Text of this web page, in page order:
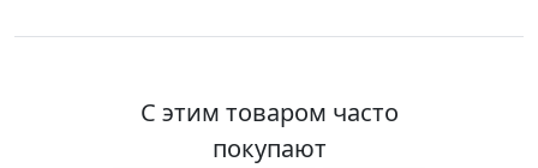
С этим товаром часто
покупают